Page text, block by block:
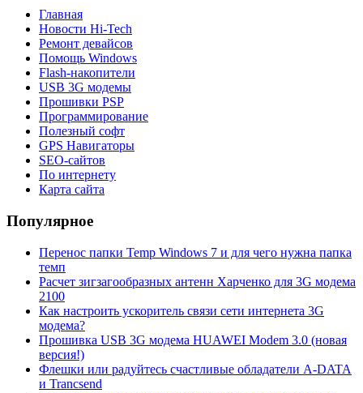
Главная
Новости Hi-Tech
Ремонт девайсов
Помощь Windows
Flash-накопители
USB 3G модемы
Прошивки PSP
Программирование
Полезный софт
GPS Навигаторы
SEO-сайтов
По интернету
Карта сайта
Популярное
Перенос папки Temp Windows 7 и для чего нужна папка
темп
Расчет зигзагообразных антенн Харченко для 3G модема
2100
Как настроить ускоритель связи сети интернета 3G
модема?
Прошивка USB 3G модема HUAWEI Modem 3.0 (новая
версия!)
Флешки или радуйтесь счастливые обладатели A-DATA
и Trancsend